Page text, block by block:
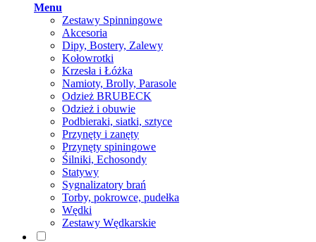
Menu
Zestawy Spinningowe
Akcesoria
Dipy, Bostery, Zalewy
Kołowrotki
Krzesła i Łóżka
Namioty, Brolly, Parasole
Odzież BRUBECK
Odzież i obuwie
Podbieraki, siatki, sztyce
Przynęty i zanęty
Przynęty spiningowe
Śilniki, Echosondy
Statywy
Sygnalizatory brań
Torby, pokrowce, pudełka
Wędki
Zestawy Wędkarskie